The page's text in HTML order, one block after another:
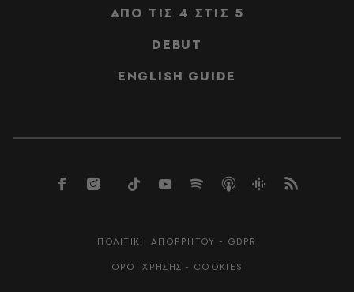
ΑΠΟ ΤΙΣ 4 ΣΤΙΣ 5
DEBUT
ENGLISH GUIDE
ΠΟΛΙΤΙΚΗ ΑΠΟΡΡΗΤΟΥ - GDPR
ΟΡΟΙ ΧΡΗΣΗΣ - COOKIES